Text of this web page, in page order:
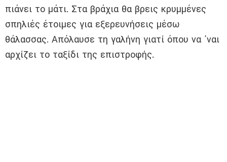
πιάνει το μάτι. Στα βράχια θα βρεις κρυμμένες
σπηλιές έτοιμες για εξερευνήσεις μέσω
θάλασσας. Απόλαυσε τη γαλήνη γιατί όπου να ᾽ναι
αρχίζει το ταξίδι της επιστροφής.